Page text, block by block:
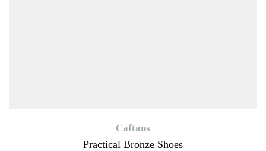
Caftans
Practical Bronze Shoes